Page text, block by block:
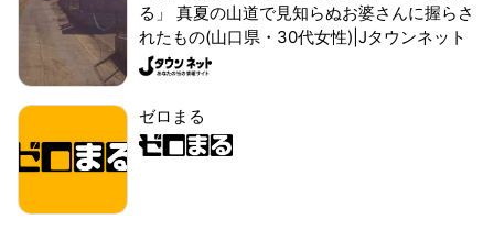
る」 真夏の山道で見知らぬお婆さんに握らさ
れたもの(山口県・30代女性)|Jタウンネット
ゼロまる